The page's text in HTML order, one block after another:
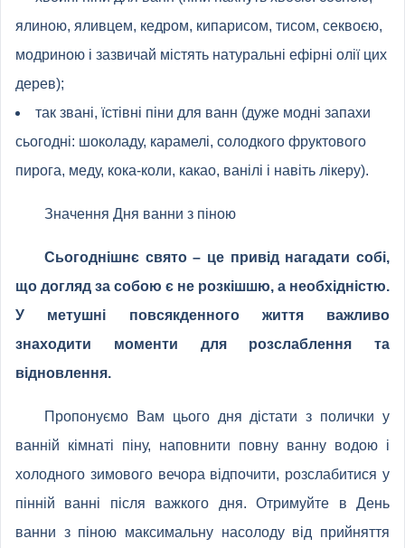
ялиною, яливцем, кедром, кипарисом, тисом, секвоєю,
модриною і зазвичай містять натуральні ефірні олії цих
дерев);
так звані, їстівні піни для ванн (дуже модні запахи
сьогодні: шоколаду, карамелі, солодкого фруктового
пирога, меду, кока-коли, какао, ванілі і навіть лікеру).
Значення Дня ванни з піною
Сьогоднішнє свято – це привід нагадати собі,
що догляд за собою є не розкішшю, а необхідністю.
У метушні повсякденного життя важливо
знаходити моменти для розслаблення та
відновлення.
Пропонуємо Вам цього дня дістати з полички у
ванній кімнаті піну, наповнити повну ванну водою і
холодного зимового вечора відпочити, розслабитися у
пінній ванні після важкого дня. Отримуйте в День
ванни з піною максимальну насолоду від прийняття